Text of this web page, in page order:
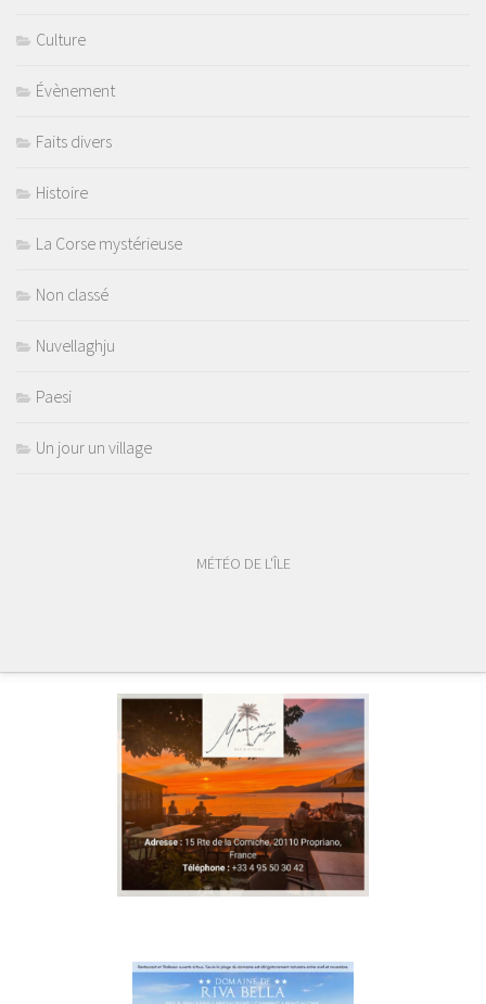
Culture
Évènement
Faits divers
Histoire
La Corse mystérieuse
Non classé
Nuvellaghju
Paesi
Un jour un village
MÉTÉO DE L'ÎLE